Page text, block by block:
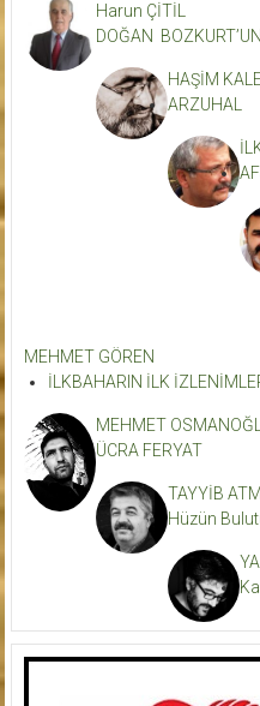
Harun ÇİTİL
DOĞAN
HAŞİM
ARZUHAL
MEHMET GÖREN
İLKBAHARIN İLK
MEHMET
ÜCRA FERYAT
TAYYİB
Hüzün